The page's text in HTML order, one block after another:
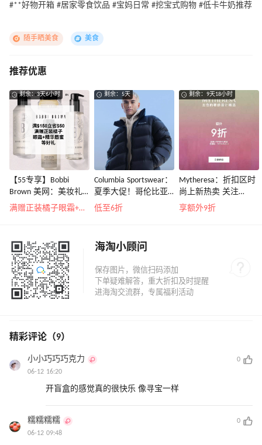
#**好物开箱 #居家零食饮品 #宝妈日常 #挖宝式购物 #低卡牛奶推荐
随手晒美食 美食
推荐优惠
剩余：3天6小时
【55专享】Bobbi
Brown 美网：美妆礼
遇！满$150立省$50
满赠正装橘子眼霜+精华唇蜜等好礼
剩余：5天
Columbia Sportswear：
夏季大促！哥伦比亚
运动热卖
低至6折
剩余：9天18小时
Mytheresa：折扣区时
尚上新热卖 关注
TOTEME、
享额外9折
海淘小顾问
精彩评论（9）
小小巧巧巧克力
0
06-12 16:20
开盲盒的感觉真的很快乐 像寻宝一样
糯糯糯糯
0
06-12 09:48